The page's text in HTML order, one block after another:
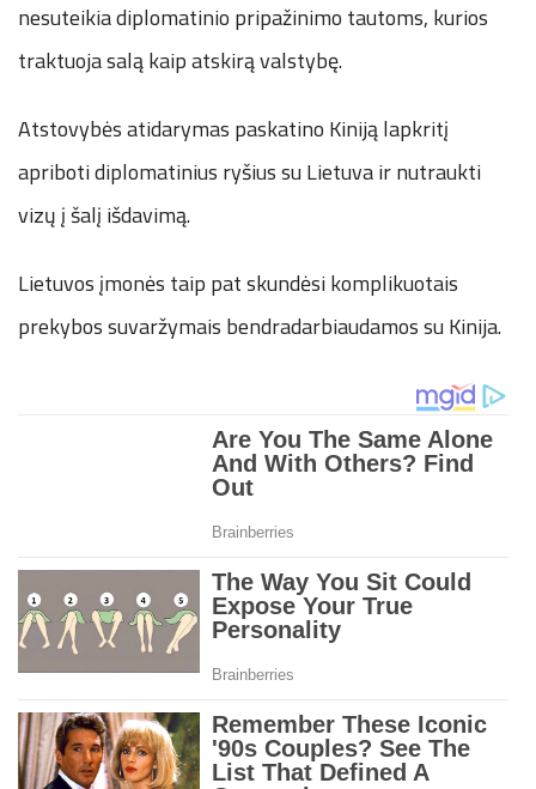
nesuteikia diplomatinio pripažinimo tautoms, kurios
traktuoja salą kaip atskirą valstybę.
Atstovybės atidarymas paskatino Kiniją lapkritį
apriboti diplomatinius ryšius su Lietuva ir nutraukti
vizų į šalį išdavimą.
Lietuvos įmonės taip pat skundėsi komplikuotais
prekybos suvaržymais bendradarbiaudamos su Kinija.